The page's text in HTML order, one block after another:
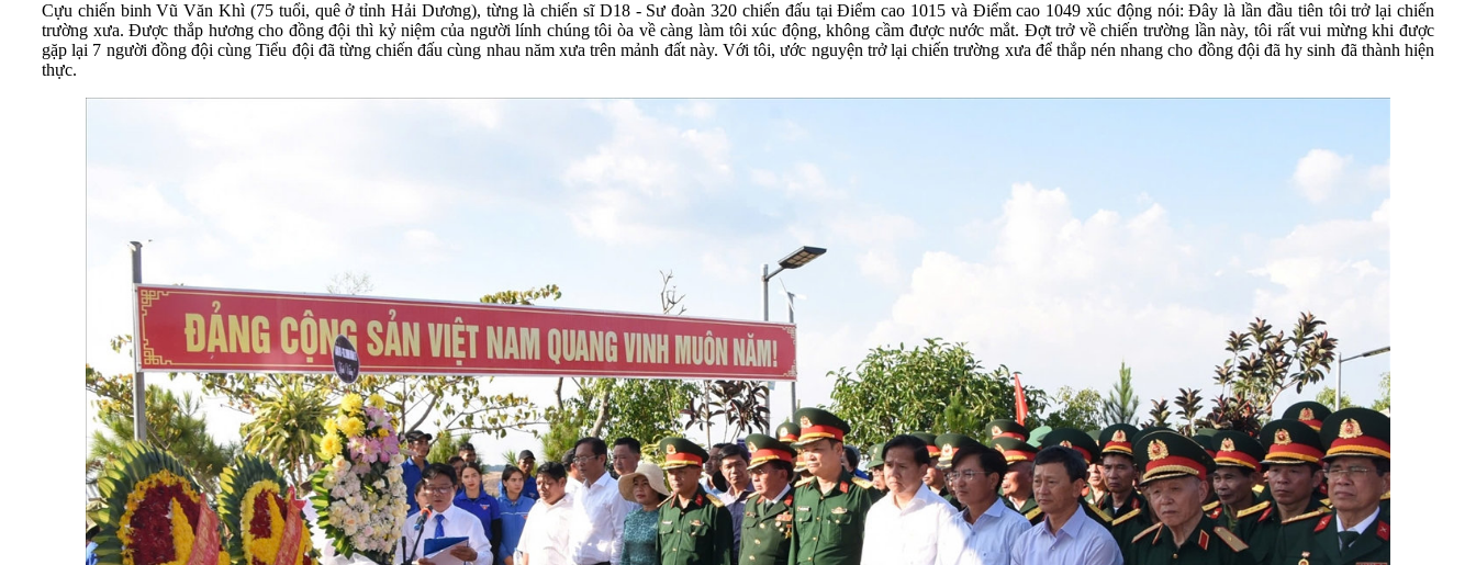
Cựu chiến binh Vũ Văn Khì (75 tuổi, quê ở tỉnh Hải Dương), từng là chiến sĩ D18 - Sư đoàn 320 chiến đấu tại Điểm cao 1015 và Điểm cao 1049 xúc động nói: Đây là lần đầu tiên tôi trở lại chiến
trường xưa. Được thắp hương cho đồng đội thì kỷ niệm của người lính chúng tôi òa về càng làm tôi xúc động, không cầm được nước mắt. Đợt trở về chiến trường lần này, tôi rất vui mừng khi được
gặp lại 7 người đồng đội cùng Tiểu đội đã từng chiến đấu cùng nhau năm xưa trên mảnh đất này. Với tôi, ước nguyện trở lại chiến trường xưa để thắp nén nhang cho đồng đội đã hy sinh đã thành hiện
thực.